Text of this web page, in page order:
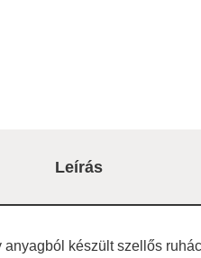
Leírás
anyagból készült szellős